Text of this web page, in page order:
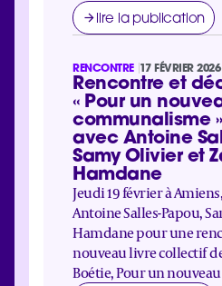
lire la publication
RENCONTRE 17 FÉVRIER 2026
Rencontre et
« Pour un
communalisme
avec Antoine
Samy Olivier et
Hamdane
Jeudi 19 février à
Antoine Salles-Papou,
Hamdane pour une
nouveau livre collectif
Boétie, Pour un